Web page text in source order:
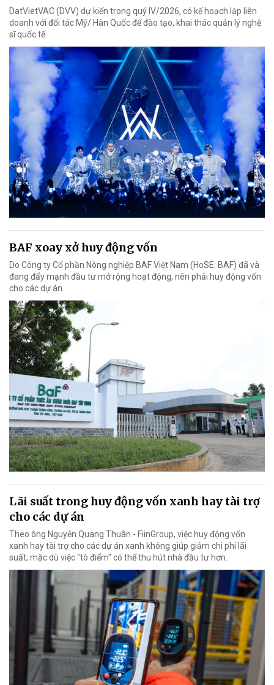
DatVietVAC (DVV) dự kiến trong quý IV/2026, có kế hoạch lập liên
doanh với đối tác Mỹ/ Hàn Quốc để đào tạo, khai thác quản lý nghệ
sĩ quốc tế.
BAF xoay xở huy động vốn
Do Công ty Cổ phần Nông nghiệp BAF Việt Nam (HoSE: BAF) đã và
đang đẩy mạnh đầu tư mở rộng hoạt động, nên phải huy động vốn
cho các dự án.
Lãi suất trong huy động vốn xanh hay tài trợ
cho các dự án
Theo ông Nguyễn Quang Thuân - FiinGroup, việc huy động vốn
xanh hay tài trợ cho các dự án xanh không giúp giảm chi phí lãi
suất; mặc dù việc "tô điểm" có thể thu hút nhà đầu tư hơn.